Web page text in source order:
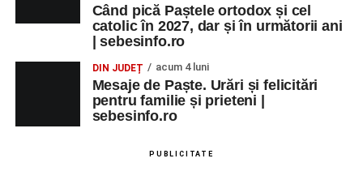
Când pică Paștele ortodox și cel
catolic în 2027, dar și în următorii ani
| sebesinfo.ro
DIN JUDEȚ acum 4 luni
Mesaje de Paște. Urări și felicitări
pentru familie și prieteni |
sebesinfo.ro
PUBLICITATE